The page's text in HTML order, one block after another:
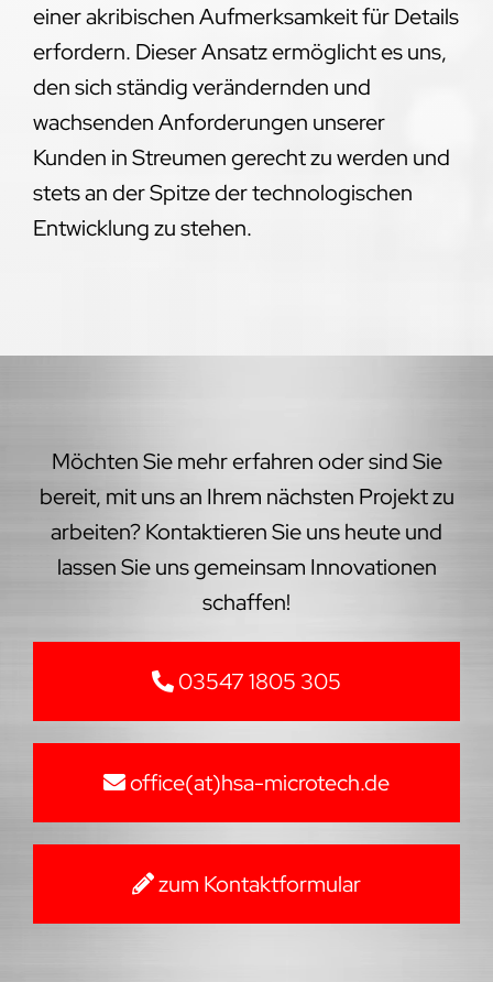
einer akribischen Aufmerksamkeit für Details
erfordern. Dieser Ansatz ermöglicht es uns,
den sich ständig verändernden und
wachsenden Anforderungen unserer
Kunden in Streumen gerecht zu werden und
stets an der Spitze der technologischen
Entwicklung zu stehen.
Möchten Sie mehr erfahren oder sind Sie
bereit, mit uns an Ihrem nächsten Projekt zu
arbeiten? Kontaktieren Sie uns heute und
lassen Sie uns gemeinsam Innovationen
schaffen!
03547 1805 305
office(at)hsa-microtech.de
zum Kontaktformular